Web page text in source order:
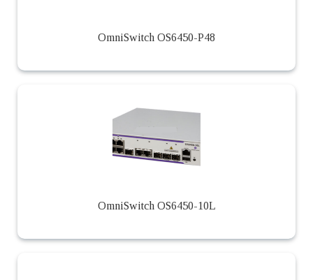
OmniSwitch OS6450-P48
OmniSwitch OS6450-10L